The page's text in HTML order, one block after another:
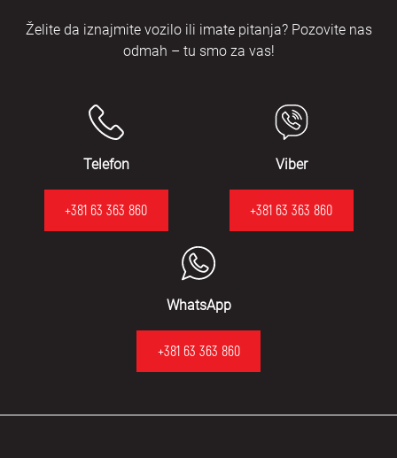
Želite da iznajmite vozilo ili imate pitanja? Pozovite nas
odmah – tu smo za vas!
Telefon
+381 63 363 860
Viber
+381 63 363 860
WhatsApp
+381 63 363 860